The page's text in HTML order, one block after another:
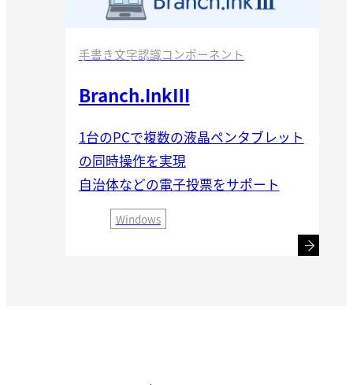
手書き文字認識コンポーネント
Branch.InkⅢ
1台のPCで複数の液晶ペンタブレット
の同時操作を実現
自治体などの電子投票をサポート
Windows